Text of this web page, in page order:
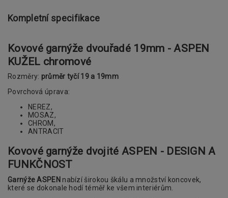
Kompletní specifikace
Kovové garnýže dvouřadé 19mm - ASPEN
KUŽEL chromové
Rozměry: průměr tyčí 19 a 19mm
Povrchová úprava:
NEREZ,
MOSAZ,
CHROM,
ANTRACIT
Kovové garnýže dvojité ASPEN - DESIGN A
FUNKČNOST
Garnýže ASPEN nabízí širokou škálu a množství koncovek,
které se dokonale hodí téměř ke všem interiérům.